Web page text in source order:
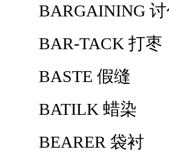
BARGAINING 讨
BAR-TACK 打枣
BASTE 假缝
BATILK 蜡染
BEARER 袋衬